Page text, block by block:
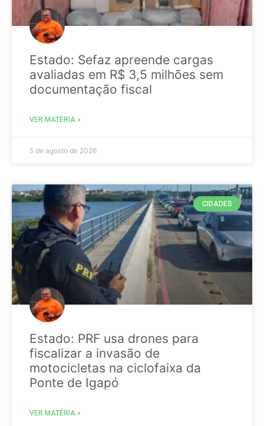
Estado: Sefaz apreende cargas
avaliadas em R$ 3,5 milhões sem
documentação fiscal
VER MATÉRIA »
5 de agosto de 2026
CIDADES
Estado: PRF usa drones para
fiscalizar a invasão de
motocicletas na ciclofaixa da
Ponte de Igapó
VER MATÉRIA »